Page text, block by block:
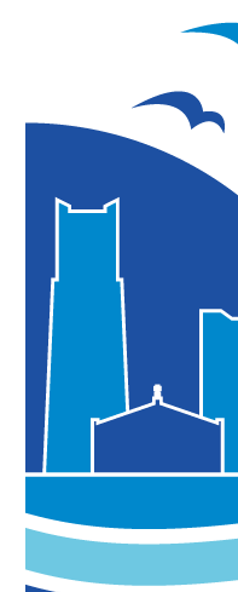
横浜観光TOP レストラン
レ
オス
横浜発祥グルメ
異国文化の玄関口と
アイスクリームやビ